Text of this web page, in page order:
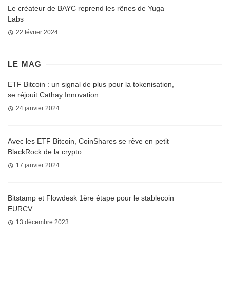
Le créateur de BAYC reprend les rênes de Yuga
Labs
22 février 2024
LE MAG
ETF Bitcoin : un signal de plus pour la tokenisation,
se réjouit Cathay Innovation
24 janvier 2024
Avec les ETF Bitcoin, CoinShares se rêve en petit
BlackRock de la crypto
17 janvier 2024
Bitstamp et Flowdesk 1ère étape pour le stablecoin
EURCV
13 décembre 2023